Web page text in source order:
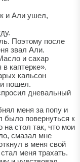
и Али ушел,
Поэтому после
звал Али.
и сахар
каптерке».
кальсон
пошел.
дневальный
меня за попу и
было повернуться к
стол так, что мои
смазал мне
в меня свой
меня трахать.